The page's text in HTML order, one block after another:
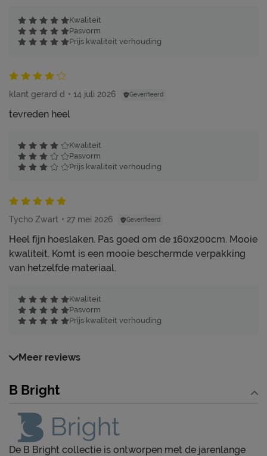
Kwaliteit
Pasvorm
Prijs kwaliteit verhouding
klant gerard d 14 juli 2026 Geverifieerd
tevreden heel
Kwaliteit
Pasvorm
Prijs kwaliteit verhouding
Tycho Zwart 27 mei 2026 Geverifieerd
Heel fijn hoeslaken. Pas goed om de 160x200cm. Mooie
kwaliteit. Komt is een mooie beschermde verpakking
van hetzelfde materiaal.
Kwaliteit
Pasvorm
Prijs kwaliteit verhouding
Meer reviews
B Bright
De B Bright collectie is ontworpen met de jarenlange